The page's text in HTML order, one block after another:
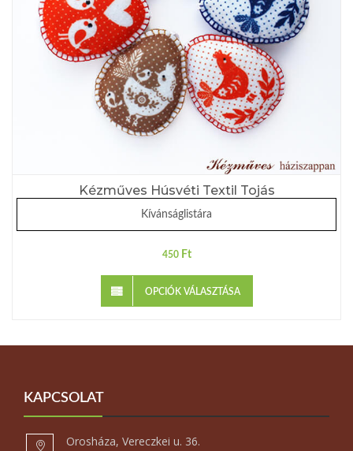
Kézműves Húsvéti Textil Tojás
Kívánságlistára
450 Ft
OPCIÓK VÁLASZTÁSA
KAPCSOLAT
Orosháza, Vereczkei u. 36.